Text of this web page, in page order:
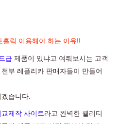
릭 이용해야 하는 이유!!
급 제품이 있냐고 여쭤보시는 고객
부 레플리카 판매자들이 만들어
습니다.
교제작 사이트라고 완벽한 퀄리티